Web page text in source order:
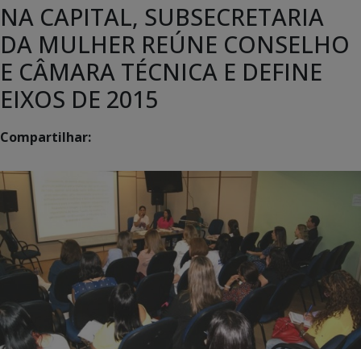
NA CAPITAL, SUBSECRETARIA
DA MULHER REÚNE CONSELHO
E CÂMARA TÉCNICA E DEFINE
EIXOS DE 2015
Compartilhar: